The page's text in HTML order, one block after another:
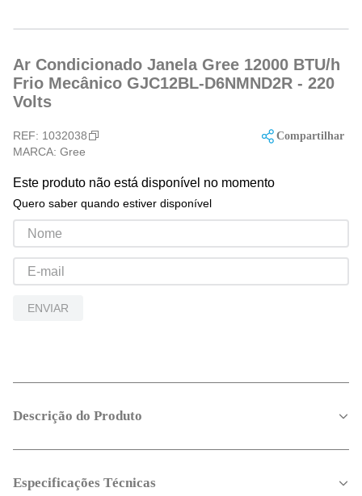
Ar Condicionado Janela Gree 12000 BTU/h
Frio Mecânico GJC12BL-D6NMND2R - 220
Volts
REF: 1032038
MARCA: Gree
Compartilhar
Este produto não está disponível no momento
Quero saber quando estiver disponível
ENVIAR
Descrição do Produto
Especificações Técnicas